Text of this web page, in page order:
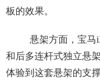
板的效果。
悬架方面，宝马
和后多连杆式独立悬
体验到这套悬架的支